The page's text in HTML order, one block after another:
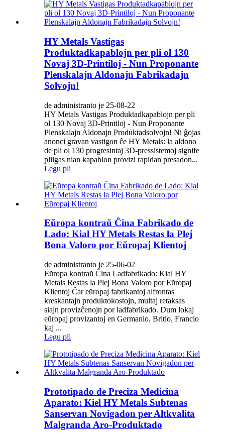
HY Metals Vastigas
Produktadkapablojn per pli ol 130
Novaj 3D-Printiloj - Nun Proponante
Plenskalajn Aldonajn Fabrikadajn
Solvojn!
de administranto je 25-08-22
HY Metals Vastigas Produktadkapablojn per pli
ol 130 Novaj 3D-Printiloj - Nun Proponante
Plenskalajn Aldonajn Produktadsolvojn! Ni ĝojas
anonci gravan vastigon ĉe HY Metals: la aldono
de pli ol 130 progresintaj 3D-pressistemoj signife
pliigas nian kapablon provizi rapidan presadon...
Legu pli
Eŭropa kontraŭ Ĉina Fabrikado de
Lado: Kial HY Metals Restas la Plej
Bona Valoro por Eŭropaj Klientoj
de administranto je 25-06-02
Eŭropa kontraŭ Ĉina Ladfabrikado: Kial HY
Metals Restas la Plej Bona Valoro por Eŭropaj
Klientoj Ĉar eŭropaj fabrikantoj alfrontas
kreskantajn produktokostojn, multaj retaksas
siajn provizĉenojn por ladfabrikado. Dum lokaj
eŭropaj provizantoj en Germanio, Britio, Francio
kaj ...
Legu pli
Prototipado de Preciza Medicina
Aparato: Kiel HY Metals Subtenas
Sanservan Novigadon per Altkvalita
Malgranda Aro-Produktado